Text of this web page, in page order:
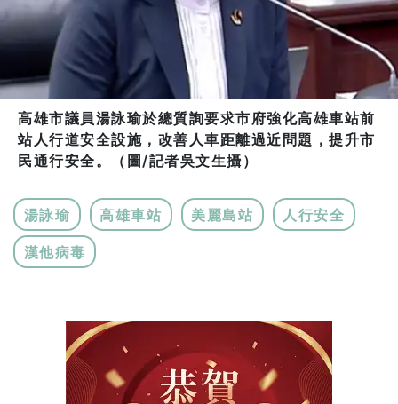
高雄市議員湯詠瑜於總質詢要求市府強化高雄車站前
站人行道安全設施，改善人車距離過近問題，提升市
民通行安全。（圖/記者吳文生攝）
湯詠瑜 高雄車站 美麗島站 人行安全
漢他病毒